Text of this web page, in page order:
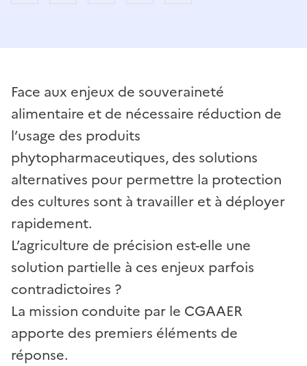
Face aux enjeux de souveraineté
alimentaire et de nécessaire réduction de
l’usage des produits
phytopharmaceutiques, des solutions
alternatives pour permettre la protection
des cultures sont à travailler et à déployer
rapidement.
L’agriculture de précision est-elle une
solution partielle à ces enjeux parfois
contradictoires ?
La mission conduite par le CGAAER
apporte des premiers éléments de
réponse.